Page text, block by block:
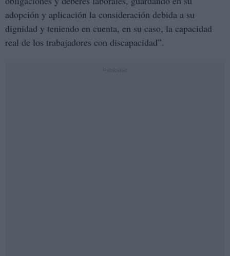
adopción y aplicación la consideración debida a su
dignidad y teniendo en cuenta, en su caso, la capacidad
real de los trabajadores con discapacidad”.